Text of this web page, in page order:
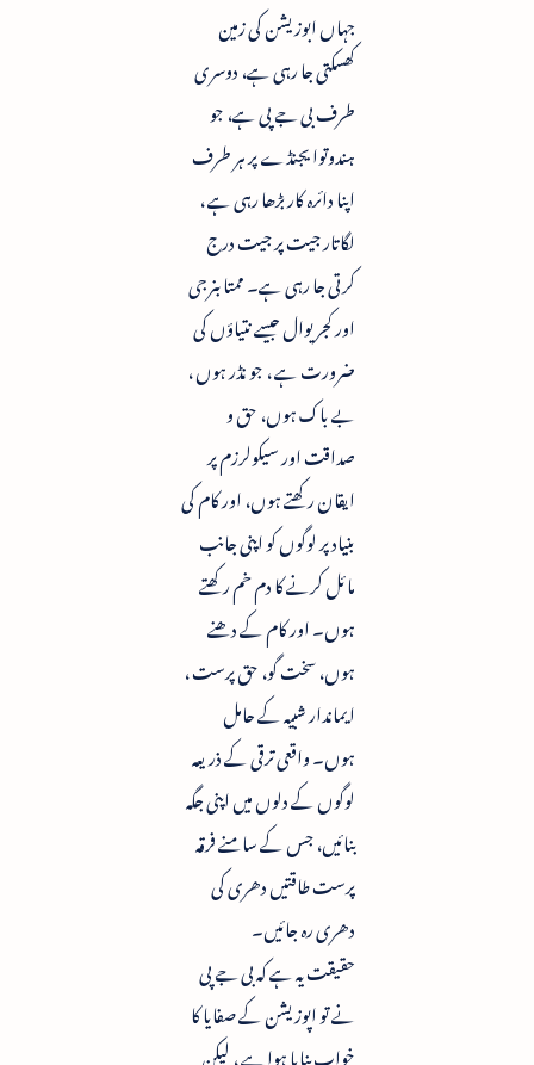
جہاں ابوزیشن کی زمین
کھسکتی جا رہی ہے، دوسری
طرف بی جے پی ہے، جو
ہندوتوا یجنڈے پر ہر طرف
اپنا دائرہ کار بڑھا رہی ہے ،
لگاتار جیت پر جیت درج
کرتی جا رہی ہے۔ ممتا بنرجی
اور کجریوال جیسے نتیاؤں کی
ضرورت ہے ، جو نڈر ہوں ،
بے باک ہوں، حق و
صداقت اور سیکولرزم پر
ایقان رکھتے ہوں، اور کام کی
بنیاد پر لوگوں کو اپنی جانب
مائل کرنے کا دم خم رکھتے
ہوں۔ اور کام کے دھنے
ہوں، سخت گو، حق پرست ،
ایماندار شبیہ کے حامل
ہوں۔ واقعی ترقی کے ذریعہ
لوگوں کے دلوں میں اپنی جگہ
بنائیں، جس کے سامنے فرقہ
پرست طاقتیں دھری کی
دھری رہ جائیں۔
حقیقت یہ ہے کہ بی جے پی
نے تو اپوزیشن کے صفایا کا
خواب بنایا ہوا ہے ، لیکن